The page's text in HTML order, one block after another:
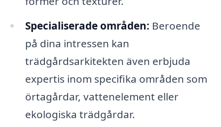
Specialiserade områden: Beroende
på dina intressen kan
trädgårdsarkitekten även erbjuda
expertis inom specifika områden som
örtagårdar, vattenelement eller
ekologiska trädgårdar.